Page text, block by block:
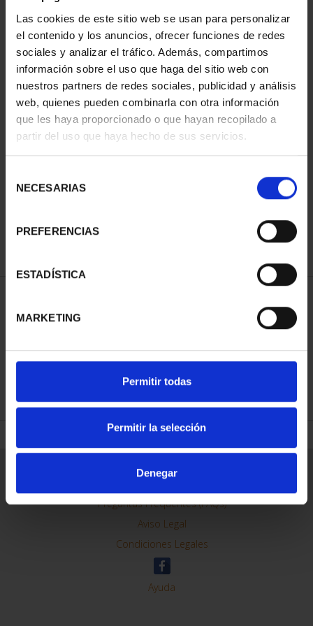
Las cookies de este sitio web se usan para personalizar
el contenido y los anuncios, ofrecer funciones de redes
sociales y analizar el tráfico. Además, compartimos
información sobre el uso que haga del sitio web con
nuestros partners de redes sociales, publicidad y análisis
web, quienes pueden combinarla con otra información
que les haya proporcionado o que hayan recopilado a
partir del uso que haya hecho de sus servicios.
NECESARIAS
PREFERENCIAS
ESTADÍSTICA
MARKETING
Permitir todas
Permitir la selección
Denegar
XIII SERIE
IBEROAMERICANA -
73,00 €
REFINAR
Información General
Contacto
Preguntas Frequentes (FAQs)
Aviso Legal
Condiciones Legales
Ayuda